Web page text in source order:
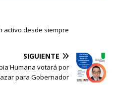
activo desde siempre
SIGUIENTE
Humana votará por
para Gobernador